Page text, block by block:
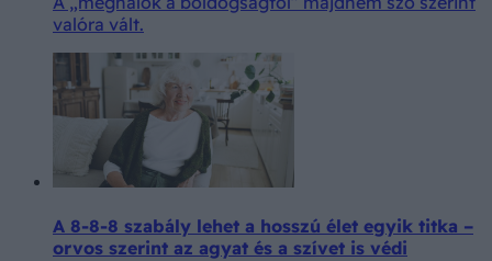
valóra vált.
A 8-8-8 szabály lehet a hosszú élet egyik titka –
orvos szerint az agyat és a szívet is védi